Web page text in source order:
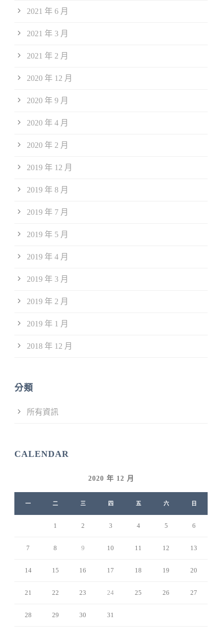
2021 年 6 月
2021 年 3 月
2021 年 2 月
2020 年 12 月
2020 年 9 月
2020 年 4 月
2020 年 2 月
2019 年 12 月
2019 年 8 月
2019 年 7 月
2019 年 5 月
2019 年 4 月
2019 年 3 月
2019 年 2 月
2019 年 1 月
2018 年 12 月
分類
所有資訊
CALENDAR
2020 年 12 月
一 二 三 四 五 六 日
1 2 3 4 5 6
7 8 9 10 11 12 13
14 15 16 17 18 19 20
21 22 23 24 25 26 27
28 29 30 31